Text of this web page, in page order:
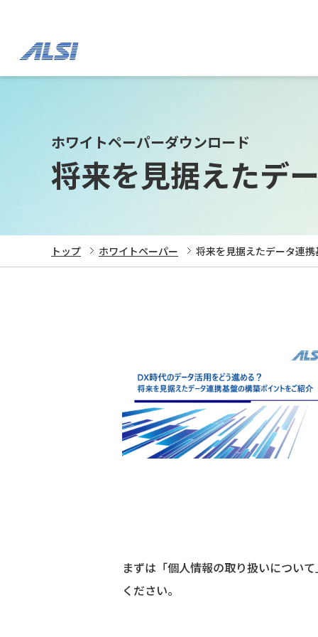
ホワイトペーパーダウンロード
将来を見据えたデ
トップ ホワイトペーパー 将来を見据えたデータ連
まずは「個人情報の取り扱いについ
ください。